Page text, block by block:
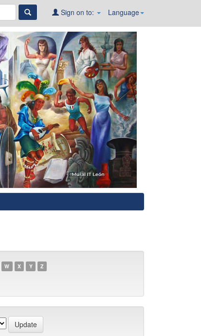
Language
Sign on to:
W X Y Z